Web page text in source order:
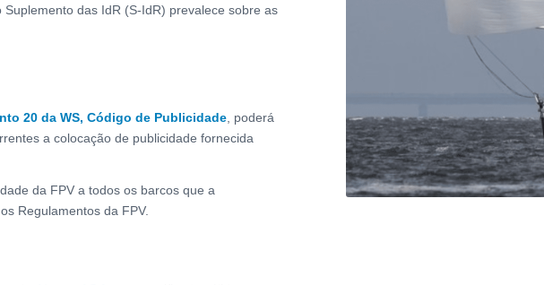
das IdR (S-IdR) prevalece sobre as
20 da WS, Código de Publicidade, poderá
a colocação de publicidade fornecida
da FPV a todos os barcos que a
Regulamentos da FPV.